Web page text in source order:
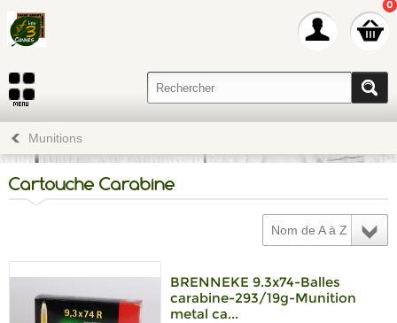
0
Munitions
Cartouche Carabine
Nom de A à Z
BRENNEKE 9.3x74-Balles
carabine-293/19g-Munition
metal ca...